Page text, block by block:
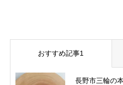
おすすめ記事1
長野市三輪の